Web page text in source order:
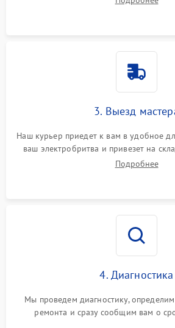
3. Выезд
Наш курьер приедет к вам в удобное
ваш электробритва и привезет на
Подробнее
4. Диагностика
Мы проведем диагностику,
ремонта и сразу сообщим вам о